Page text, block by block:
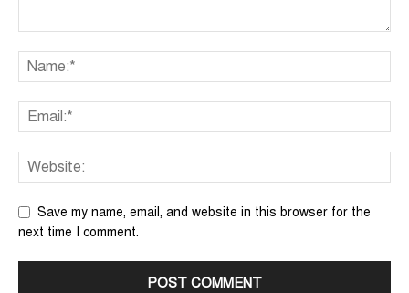
Save my name, email, and website in this browser for the
next time I comment.